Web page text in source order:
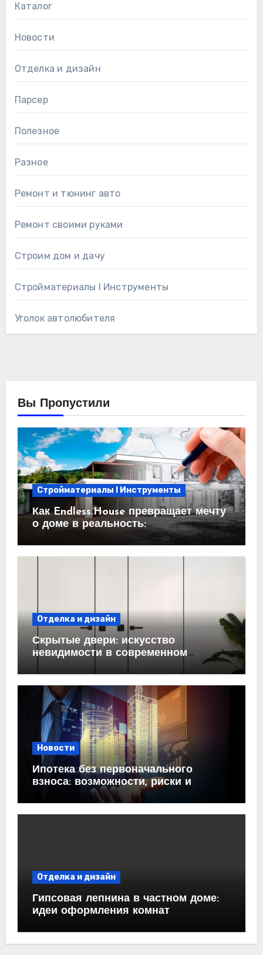
Каталог
Новости
Отделка и дизайн
Парсер
Полезное
Разное
Ремонт и тюнинг авто
Ремонт своими руками
Строим дом и дачу
Стройматериалы l Инструменты
Уголок автолюбителя
Вы Пропустили
Стройматериалы l Инструменты
Как Endless.House превращает мечту
о доме в реальность:
проектирование под ключ
Отделка и дизайн
Скрытые двери: искусство
невидимости в современном
Новости
Ипотека без первоначального
взноса: возможности, риски и
практические рекомендации<
Отделка и дизайн
Гипсовая лепнина в частном доме:
идеи оформления комнат